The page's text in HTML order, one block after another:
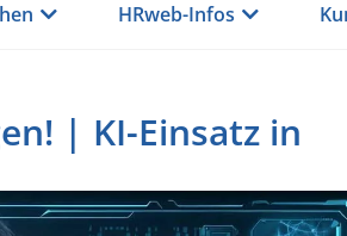
HRweb-Infos
| KI-Einsatz in